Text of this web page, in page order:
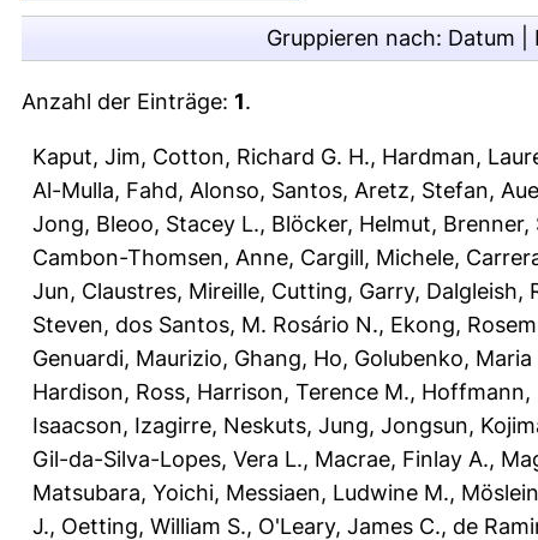
Gruppieren nach: Datum
Anzahl der Einträge: 1.
Kaput, Jim, Cotton, Richard G. H., Hardman,
Al-Mulla, Fahd, Alonso, Santos, Aretz, Stefan,
Jong, Bleoo, Stacey L., Blöcker, Helmut, Brenner,
Cambon-Thomsen, Anne, Cargill, Michele,
Jun, Claustres, Mireille, Cutting, Garry, Dalgleish,
Steven, dos Santos, M. Rosário N., Ekong,
Genuardi, Maurizio, Ghang, Ho, Golubenko, Maria
Hardison, Ross, Harrison, Terence M., Hoffmann,
Isaacson, Izagirre, Neskuts, Jung, Jongsun,
Gil-da-Silva-Lopes, Vera L., Macrae, Finlay A.,
Matsubara, Yoichi, Messiaen, Ludwine M.,
J., Oetting, William S., O'Leary, James C., de